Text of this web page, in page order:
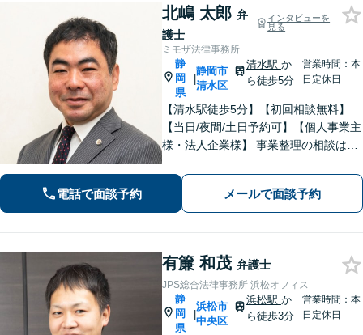
北嶋 太郎 弁
護士
インタビューを
見る
ミモザ法律事務所
静
岡
県
|
静岡市
清水区
清水駅 か
ら徒歩5分
営業時間：本
日定休日
【清水駅徒歩5分】【初回相談無料】
【当日/夜間/土日予約可】【個人事業主
様・法人企業様】 事業整理の相談はお
不倫慰謝料・交通事故・借金・刑事事
件・賃貸トラブルなど身近な法律問題
はお気軽にご相談ください。
電話で面談予約 メールで面談予約
有簾 和茂 弁護士
JPS総合法律事務所 浜松オフィス
静
岡
県
|
浜松市
中央区
浜松駅 か
ら徒歩3分
営業時間：本
日定休日